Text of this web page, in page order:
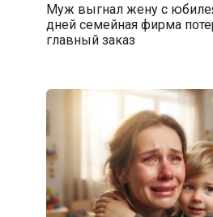
Муж выгнал жену с
дней семейная фирма
главный заказ